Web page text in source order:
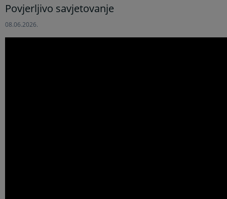
Povjerljivo savjetovanje
08.06.2026.